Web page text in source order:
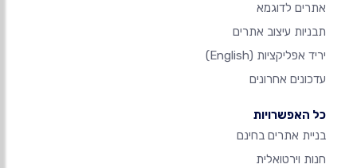
אתרים לדוגמא
תבניות עיצוב אתרים
יריד אפליקציות (English)
עדכונים אחרונים
כל האפשרויות
בניית אתרים בחינם
חנות וירטואלית